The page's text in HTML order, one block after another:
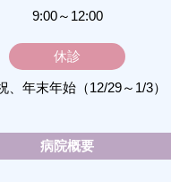
9:00～12:00
休診
、年末年始（12/29～1/3）
病院概要